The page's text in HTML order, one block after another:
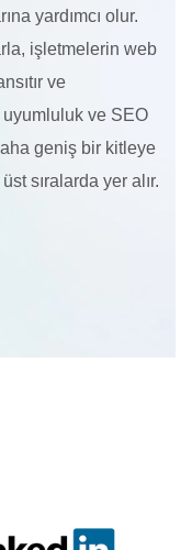
yardımcı olur.
işletmelerin web
ve
ve SEO
geniş bir kitleye
sıralarda yer alır.